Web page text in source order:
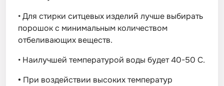
•Для стирки ситцевых изделий лучше выбирать
порошок с минимальным количеством
отбеливающих веществ.
• Наилучшей температурой воды будет 40-50 С.
• При воздействии высоких температур